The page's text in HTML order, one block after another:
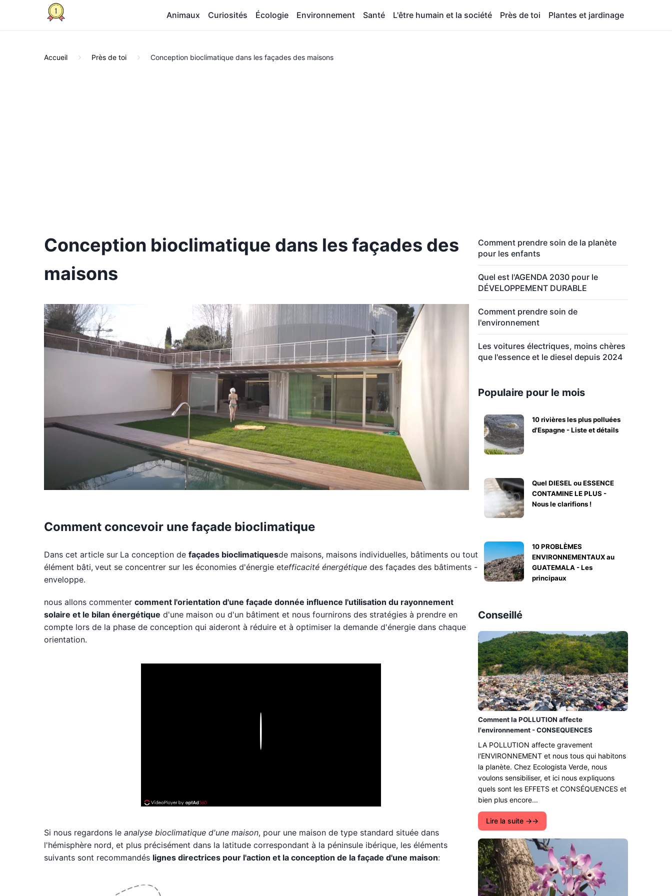
Animaux Curiosités Écologie Environnement Santé L'être humain et la société Près de toi Plantes et jardinage
Accueil Près de toi Conception bioclimatique dans les façades des maisons
Conception bioclimatique dans les façades des
maisons
Comment concevoir une façade bioclimatique
Dans cet article sur La conception de façades bioclimatiquesde maisons, maisons individuelles, bâtiments ou tout
élément bâti, veut se concentrer sur les économies d'énergie etefficacité énergétique des façades des bâtiments -
enveloppe.
nous allons commenter comment l'orientation d'une façade donnée influence l'utilisation du rayonnement
solaire et le bilan énergétique d'une maison ou d'un bâtiment et nous fournirons des stratégies à prendre en
compte lors de la phase de conception qui aideront à réduire et à optimiser la demande d'énergie dans chaque
orientation.
Si nous regardons le analyse bioclimatique d'une maison, pour une maison de type standard située dans
l'hémisphère nord, et plus précisément dans la latitude correspondant à la péninsule ibérique, les éléments
suivants sont recommandés lignes directrices pour l'action et la conception de la façade d'une maison:
Comment prendre soin de la planète
pour les enfants
Quel est l'AGENDA 2030 pour le
DÉVELOPPEMENT DURABLE
Comment prendre soin de
l'environnement
Les voitures électriques, moins chères
que l'essence et le diesel depuis 2024
Populaire pour le mois
10 rivières les plus polluées
d'Espagne - Liste et détails
Quel DIESEL ou ESSENCE
CONTAMINE LE PLUS -
Nous le clarifions !
10 PROBLÈMES
ENVIRONNEMENTAUX au
GUATEMALA - Les
principaux
Conseillé
Comment la POLLUTION affecte
l'environnement - CONSEQUENCES
LA POLLUTION affecte gravement
l'ENVIRONNEMENT et nous tous qui habitons
la planète. Chez Ecologista Verde, nous
voulons sensibiliser, et ici nous expliquons
quels sont les EFFETS et CONSÉQUENCES et
bien plus encore...
Lire la suite →